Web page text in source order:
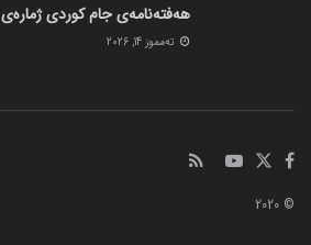
هەفتەنامەی جام کوردی ژمارەی 431
ته‌مموز 14, 2026
© 2020